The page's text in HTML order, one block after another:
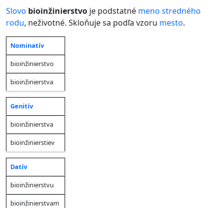
Slovo bioinžinierstvo je podstatné meno stredného
rodu, neživotné. Skloňuje sa podľa vzoru mesto.
Pád
Jednotné
číslo
Nominatív
bioinžinierstvo
bioinžinierstva
Genitív
bioinžinierstva
bioinžinierstiev
Datív
bioinžinierstvu
bioinžinierstvam